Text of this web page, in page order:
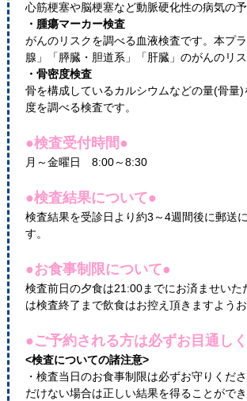
心筋梗塞や脳梗塞など動脈硬化性の病気の予
・腫瘍マーカー検査
がんのリスクを調べる血液検査です。本プ
腺」「膵臓・胆道系」「肝臓」のがんのリス
・骨密度検査
骨を構成しているカルシウムなどの量(骨量)
度を調べる検査です。
●検査受付時間●
月～金曜日 8:00～8:30
●検査結果について●
検査結果を受診日より約3～4週間後に郵送
す。
●お食事制限について●
検査前日の夕食は21:00までにお済ませいた
は検査終了まで飲食はお控え頂きますようお
●ご予約される方は必ずお目通し
<検査についての諸注意>
・検査当日のお食事制限は必ずお守りくだ
だけない場合は正しい結果を得ることがで